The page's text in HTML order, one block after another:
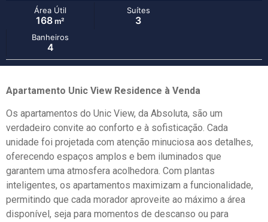
Área Útil
168 m²
Suítes
3
Banheiros
4
Apartamento Unic View Residence à Venda
Os apartamentos do Unic View, da Absoluta, são um
verdadeiro convite ao conforto e à sofisticação. Cada
unidade foi projetada com atenção minuciosa aos detalhes,
oferecendo espaços amplos e bem iluminados que
garantem uma atmosfera acolhedora. Com plantas
inteligentes, os apartamentos maximizam a funcionalidade,
permitindo que cada morador aproveite ao máximo a área
disponível, seja para momentos de descanso ou para